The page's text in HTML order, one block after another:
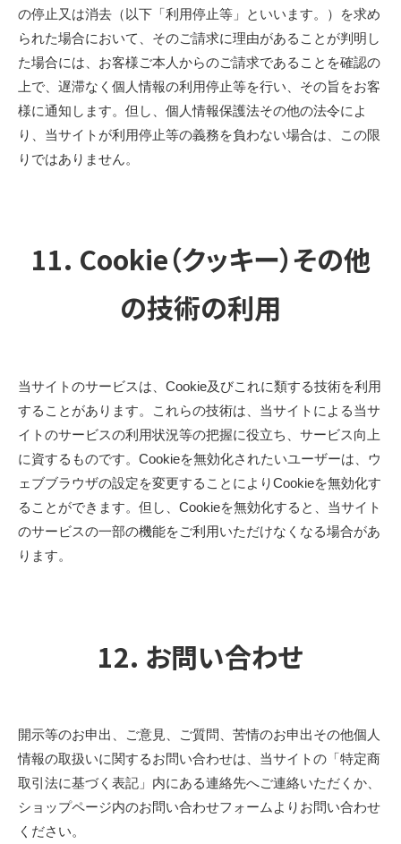
の停止又は消去（以下「利用停止等」といいます。）を求め
られた場合において、そのご請求に理由があることが判明し
た場合には、お客様ご本人からのご請求であることを確認の
上で、遅滞なく個人情報の利用停止等を行い、その旨をお客
様に通知します。但し、個人情報保護法その他の法令によ
り、当サイトが利用停止等の義務を負わない場合は、この限
りではありません。
11. Cookie（クッキー）その他
の技術の利用
当サイトのサービスは、Cookie及びこれに類する技術を利用
することがあります。これらの技術は、当サイトによる当サ
イトのサービスの利用状況等の把握に役立ち、サービス向上
に資するものです。Cookieを無効化されたいユーザーは、ウ
ェブブラウザの設定を変更することによりCookieを無効化す
ることができます。但し、Cookieを無効化すると、当サイト
のサービスの一部の機能をご利用いただけなくなる場合があ
ります。
12. お問い合わせ
開示等のお申出、ご意見、ご質問、苦情のお申出その他個人
情報の取扱いに関するお問い合わせは、当サイトの「特定商
取引法に基づく表記」内にある連絡先へご連絡いただくか、
ショップページ内のお問い合わせフォームよりお問い合わせ
ください。